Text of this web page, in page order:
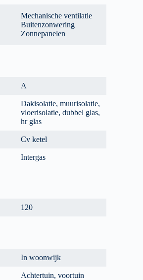
Mechanische ventilatie
Buitenzonwering
Zonnepanelen
A
Dakisolatie, muurisolatie,
vloerisolatie, dubbel glas,
hr glas
Cv ketel
Intergas
120
In woonwijk
Achtertuin, voortuin